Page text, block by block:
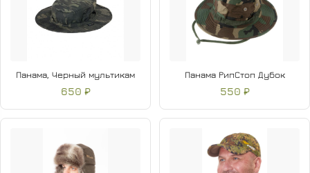
Панама, Черный мультикам
650 ₽
Панама РипСтоп Дубок
550 ₽